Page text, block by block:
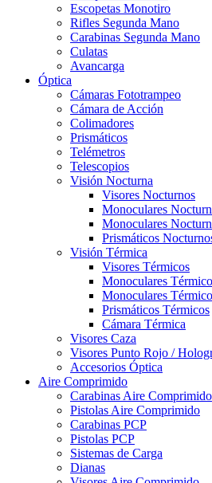
Escopetas Monotiro
Rifles Segunda Mano
Carabinas Segunda Mano
Culatas
Avancarga
Óptica
Cámaras Fototrampeo
Cámara de Acción
Colimadores
Prismáticos
Telémetros
Telescopios
Visión Nocturna
Visores Nocturnos
Monoculares
Monoculares
Prismáticos
Visión Térmica
Visores Térmicos
Monoculares
Monoculares
Prismáticos Térmicos
Cámara Térmica
Visores Caza
Visores Punto Rojo /
Accesorios Óptica
Aire Comprimido
Carabinas Aire Comprimido
Pistolas Aire Comprimido
Carabinas PCP
Pistolas PCP
Sistemas de Carga
Dianas